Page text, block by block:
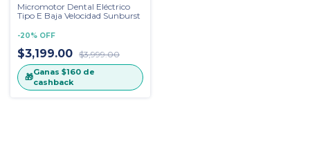
Micromotor Dental Eléctrico
Tipo E Baja Velocidad Sunburst
-20% OFF
$3,199.00 $3,999.00
🎁Ganas $160 de
cashback